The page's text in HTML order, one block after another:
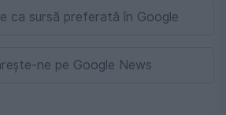
ca sursă preferată în Google
ne pe Google News